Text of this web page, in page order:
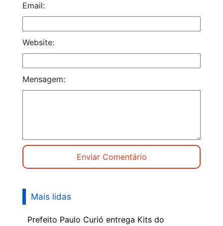
Email:
Website:
Mensagem:
Mais lidas
Prefeito Paulo Curió entrega Kits do